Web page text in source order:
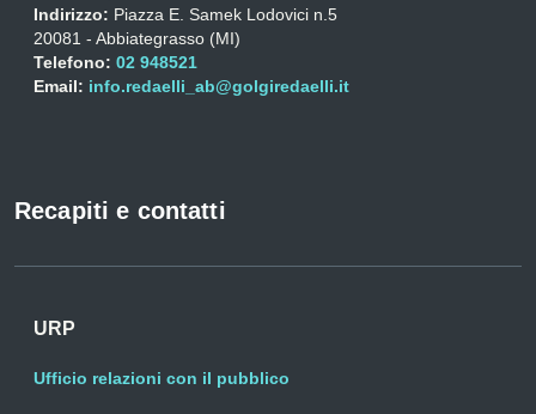
Indirizzo: Piazza E. Samek Lodovici n.5
20081 - Abbiategrasso (MI)
Telefono: 02 948521
Email: info.redaelli_ab@golgiredaelli.it
Recapiti e contatti
URP
Ufficio relazioni con il pubblico